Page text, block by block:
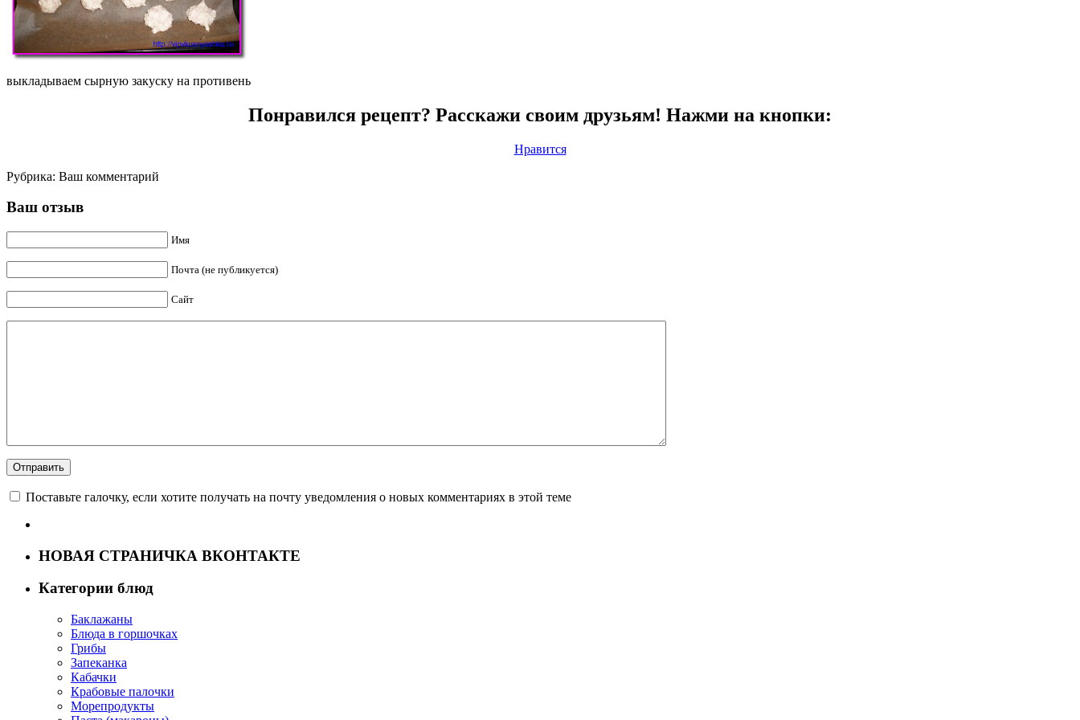
выкладываем сырную закуску на противень
Понравился рецепт? Расскажи своим друзьям! Нажми на кнопки:
Нравится
Рубрика: Ваш комментарий
Ваш отзыв
Имя
Почта (не публикуется)
Сайт
Поставьте галочку, если хотите получать на почту уведомления о новых комментариях в этой теме
НОВАЯ СТРАНИЧКА ВКОНТАКТЕ
Категории блюд
Баклажаны
Блюда в горшочках
Грибы
Запеканка
Кабачки
Крабовые палочки
Морепродукты